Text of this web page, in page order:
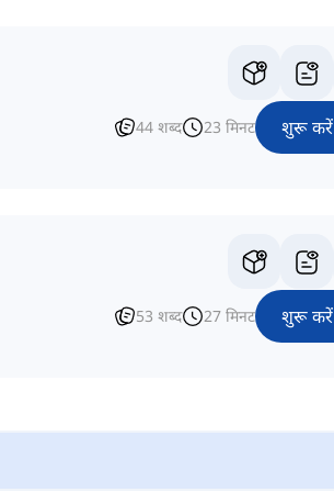
44 शब्द 23 मिनट शुरू करें
53 शब्द 27 मिनट शुरू करें